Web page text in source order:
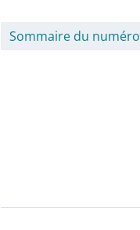
Sommaire du numéro